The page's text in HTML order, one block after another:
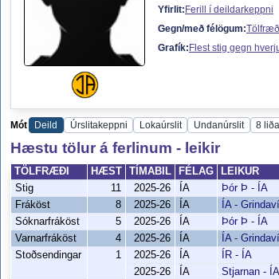
Yfirlit:Ferill í deildarkeppni
Gegn/með félögum:
Grafík:Flest stig gegn
Mót Deild Úrslitakeppni Lokaúrslit Undanúrslit 8 liða
Hæstu tölur á ferlinum - leikir
TÖLFRÆÐI HÆST TÍMABIL FÉLAG LEIKUR
Stig
11 2025-26 ÍA Þór Þ - ÍA
Fráköst
8 2025-26 ÍA ÍA -
Sóknarfráköst
5 2025-26 ÍA Þór Þ - ÍA
Varnarfráköst
4 2025-26 ÍA ÍA -
Stoðsendingar
1 2025-26 ÍA ÍR - ÍA
2025-26
ÍA Stjarnan - ÍA